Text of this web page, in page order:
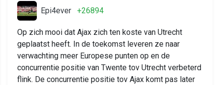
Epi4ever +26894
Op zich mooi dat Ajax zich ten koste van Utrecht
geplaatst heeft. In de toekomst leveren ze naar
verwachting meer Europese punten op en de
concurrentie positie van Twente tov Utrecht verbeterd
flink. De concurrentie positie tov Ajax komt pas later